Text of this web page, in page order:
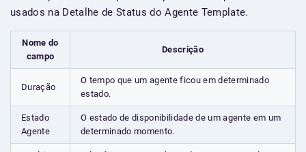
usados na Detalhe de Status do Agente Template.
Nome do
campo
Descrição
Duração
O tempo que um agente ficou em determinado
estado.
Estado
Agente
O estado de disponibilidade de um agente em um
determinado momento.